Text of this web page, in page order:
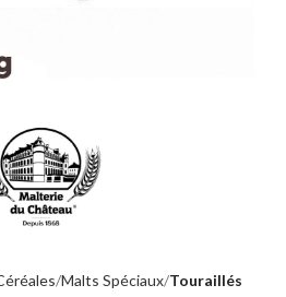
Malts Spéciaux Touraillés